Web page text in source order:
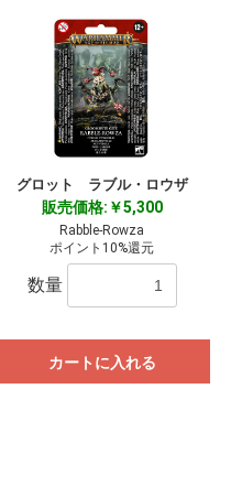
グロット ラブル・ロウザ
販売価格:￥5,300
Rabble-Rowza
ポイント10%還元
数量
カートに入れる